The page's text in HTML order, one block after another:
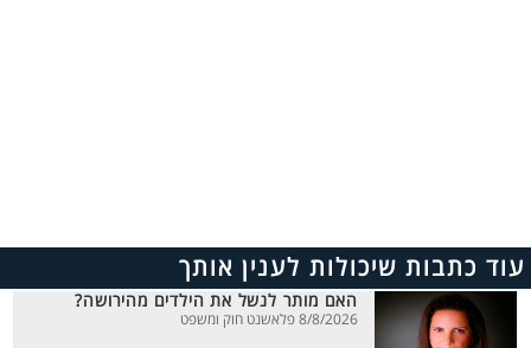
עוד כתבות שיכולות לענין אותך
האם מותר לנשל את הילדים מהירושה?
8/8/2026 פלאשנט חוק ומשפט